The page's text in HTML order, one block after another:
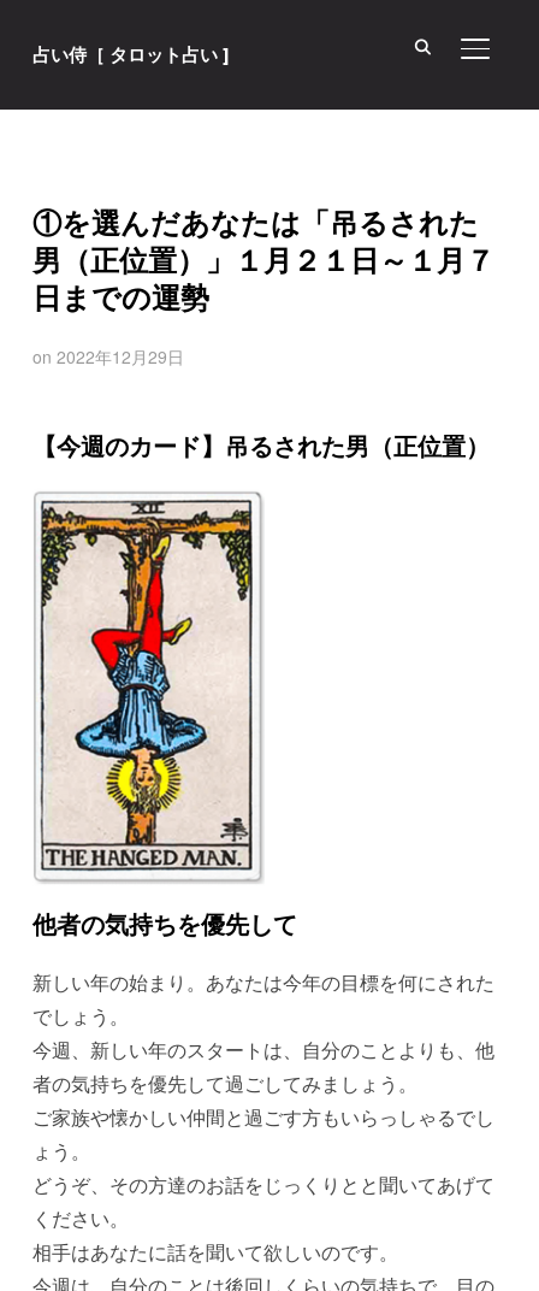
占い侍［ タロット占い ] サイド
①を選んだあなたは「吊るされた
男（正位置）」１月２１日～１月７
日までの運勢
on 2022年12月29日
【今週のカード】吊るされた男（正位置）
他者の気持ちを優先して
新しい年の始まり。あなたは今年の目標を何にされた
でしょう。
今週、新しい年のスタートは、自分のことよりも、他
者の気持ちを優先して過ごしてみましょう。
ご家族や懐かしい仲間と過ごす方もいらっしゃるでし
ょう。
どうぞ、その方達のお話をじっくりとと聞いてあげて
ください。
相手はあなたに話を聞いて欲しいのです。